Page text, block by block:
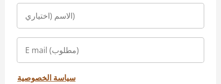
سياسة الخصوصية